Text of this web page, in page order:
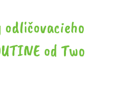
od Two